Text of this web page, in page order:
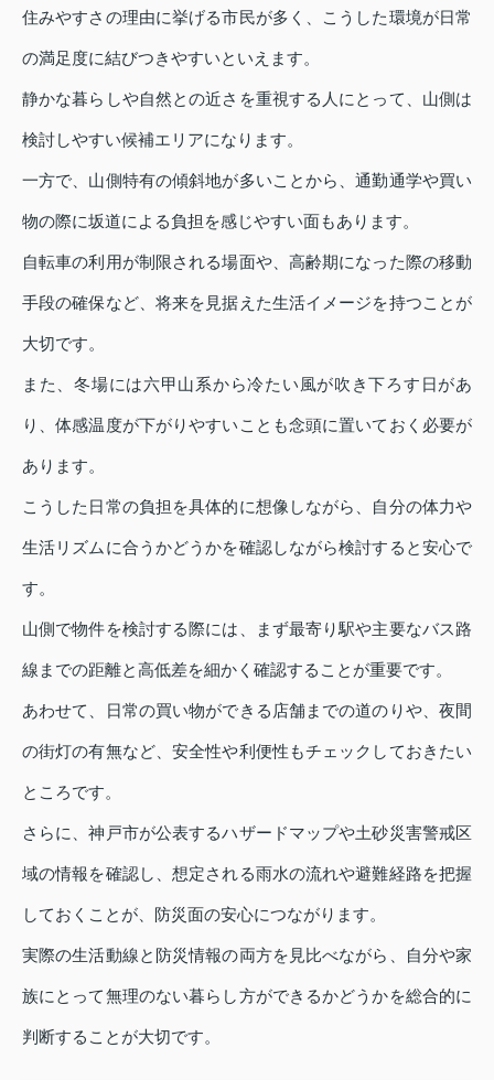
住みやすさの理由に挙げる市民が多く、こうした環境が日常
の満足度に結びつきやすいといえます。
静かな暮らしや自然との近さを重視する人にとって、山側は
検討しやすい候補エリアになります。
一方で、山側特有の傾斜地が多いことから、通勤通学や買い
物の際に坂道による負担を感じやすい面もあります。
自転車の利用が制限される場面や、高齢期になった際の移動
手段の確保など、将来を見据えた生活イメージを持つことが
大切です。
また、冬場には六甲山系から冷たい風が吹き下ろす日があ
り、体感温度が下がりやすいことも念頭に置いておく必要が
あります。
こうした日常の負担を具体的に想像しながら、自分の体力や
生活リズムに合うかどうかを確認しながら検討すると安心で
す。
山側で物件を検討する際には、まず最寄り駅や主要なバス路
線までの距離と高低差を細かく確認することが重要です。
あわせて、日常の買い物ができる店舗までの道のりや、夜間
の街灯の有無など、安全性や利便性もチェックしておきたい
ところです。
さらに、神戸市が公表するハザードマップや土砂災害警戒区
域の情報を確認し、想定される雨水の流れや避難経路を把握
しておくことが、防災面の安心につながります。
実際の生活動線と防災情報の両方を見比べながら、自分や家
族にとって無理のない暮らし方ができるかどうかを総合的に
判断することが大切です。